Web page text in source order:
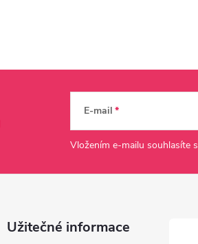
E-mail
Vložením e-mailu souhlasíte s
Užitečné informace